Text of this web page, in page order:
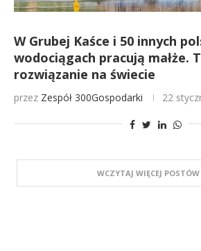
W Grubej Kaśce i 50 innych
wodociągach pracują małże.
rozwiązanie na świecie
przez Zespół 300Gospodarki 22
WCZYTAJ WIĘCEJ POSTÓW